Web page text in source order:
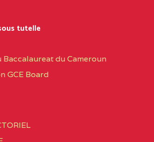
TECHNICAL COLLEGE CHRIST
tutelle
Baccalaureat du Cameroun
GCE Board